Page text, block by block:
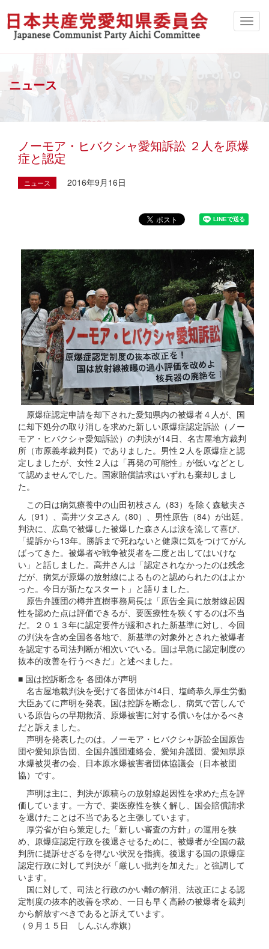
ニュース
ノーモア・ヒバクシャ愛知訴訟 ２人を原爆
症と認定
ニュース 2016年9月16日
原爆症認定申請を却下された愛知県内の被爆者４人が、国
に却下処分の取り消しを求めた新しい原爆症認定訴訟（ノー
モア・ヒバクシャ愛知訴訟）の判決が14日、名古屋地方裁判
所（市原義孝裁判長）でありました。男性２人を原爆症と認
定しましたが、女性２人は「再発の可能性」が低いなどとし
て認めませんでした。国家賠償請求はいずれも棄却しまし
た。
この日は病気療養中の山田初枝さん（83）を除く森敏夫さ
ん（91）、高井ツタヱさん（80）、男性原告（84）が出廷。
判決に、広島で被爆した被爆した森さんは涙を流して喜び、
「提訴から13年。勝訴まで死ねないと健康に気をつけてがん
ばってきた。被爆者や戦争被災者を二度と出してはいけな
い」と話しました。高井さんは「認定されなかったのは残念
だが、病気が原爆の放射線によるものと認められたのはよか
った。今日が新たなスタート」と語りました。
原告弁護団の樽井直樹事務局長は「原告全員に放射線起因
性を認めた点は評価できるが、要医療性を狭くするのは不当
だ。２０１３年に認定要件が緩和された新基準に対し、今回
の判決を含め全国各各地で、新基準の対象外とされた被爆者
を認定する司法判断が相次いでいる。国は早急に認定制度の
抜本的改善を行うべきだ」と述べました。
■ 国は控訴断念を 各団体が声明
名古屋地裁判決を受けて各団体が14日、塩崎恭久厚生労働
大臣あてに声明を発表。国は控訴を断念し、病気で苦しんで
いる原告らの早期救済、原爆被害に対する償いをはかるべき
だと訴えました。
声明を発表したのは。ノーモア・ヒバクシャ訴訟全国原告
団や愛知原告団、全国弁護団連絡会、愛知弁護団、愛知県原
水爆被災者の会、日本原水爆被害者団体協議会（日本被団
協）です。
声明は主に、判決が原稿らの放射線起因性を求めた点を評
価しています。一方で、要医療性を狭く解し、国会賠償請求
を退けたことは不当であると主張しています。
厚労省が自ら策定した「新しい審査の方針」の運用を狭
め、原爆症認定行政を後退させるために、被爆者が全国の裁
判所に提訴せざるを得ない状況を指摘。後退する国の原爆症
認定行政に対して判決が「厳しい批判を加えた」と強調して
います。
国に対して、司法と行政のかい離の解消、法改正による認
定制度の抜本的改善を求め、一日も早く高齢の被爆者を裁判
から解放すべきであると訴えています。
（９月１５日 しんぶん赤旗）